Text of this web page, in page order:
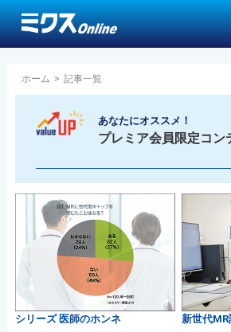
ホーム > 記事一覧
あなたにオススメ！
プレミア会員限定コン
シリーズ 医師のホンネ
新世代